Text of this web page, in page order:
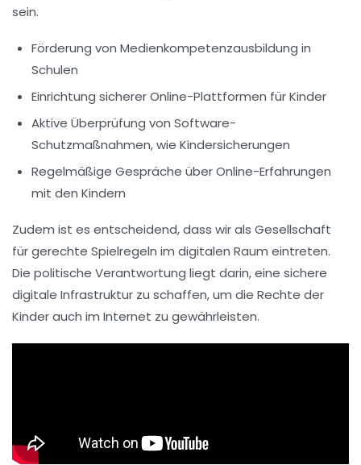
sein.
Förderung von Medienkompetenzausbildung in
Schulen
Einrichtung sicherer Online-Plattformen für Kinder
Aktive Überprüfung von Software-
Schutzmaßnahmen, wie Kindersicherungen
Regelmäßige Gespräche über Online-Erfahrungen
mit den Kindern
Zudem ist es entscheidend, dass wir als Gesellschaft
fürgerechte Spielregeln im digitalen Raum eintreten.
Die politische Verantwortung liegt darin, eine sichere
digitale Infrastruktur zu schaffen, um die Rechte der
Kinder auch im Internet zu gewährleisten.